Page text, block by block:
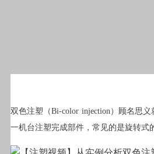
双色注塑（Bi-color injection）顾名思
一机台注塑完成部件，常见的是旋转式